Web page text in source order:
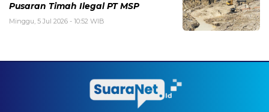
Pusaran Timah Ilegal PT MSP
Minggu, 5 Jul 2026 - 10:52 WIB